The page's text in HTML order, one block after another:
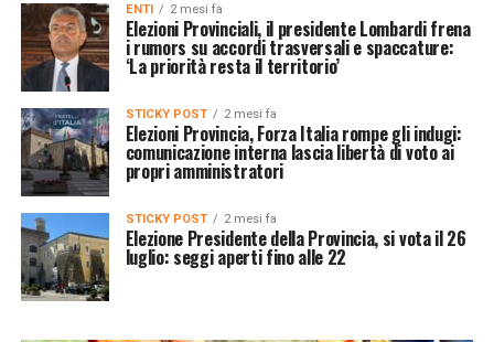
ENTI 2 mesi fa
Elezioni Provinciali, il presidente Lombardi frena
i rumors su accordi trasversali e spaccature:
‘La priorità resta il territorio’
STICKY POST 2 mesi fa
Elezioni Provincia, Forza Italia rompe gli indugi:
comunicazione interna lascia libertà di voto ai
propri amministratori
STICKY POST 2 mesi fa
Elezione Presidente della Provincia, si vota il 26
luglio: seggi aperti fino alle 22